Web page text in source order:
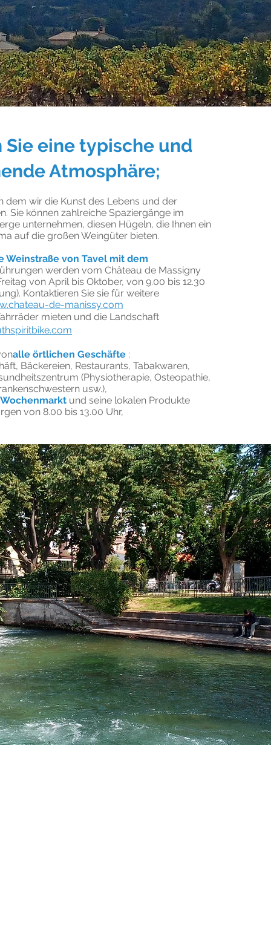
Sie eine typische und
Atmosphäre;
dem wir die Kunst des Lebens und der
Sie können zahlreiche Spaziergänge im
unternehmen, diesen Hügeln, die Ihnen ein
auf die großen Weingüter bieten.
Weinstraße von Tavel mit dem
werden vom Château de Massigny
von April bis Oktober, von 9.00 bis 12.30
Kontaktieren Sie sie für weitere
de-manissy.com
mieten und die Landschaft
alle örtlichen Geschäfte :
Bäckereien, Restaurants, Tabakwaren,
(Physiotherapie, Osteopathie,
usw.),
und seine lokalen Produkte
von 8.00 bis 13.00 Uhr,